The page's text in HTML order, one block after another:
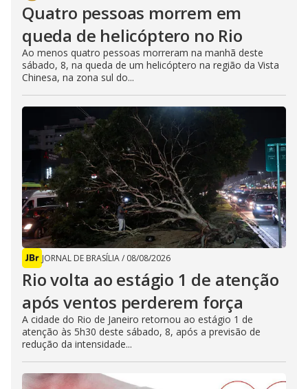
Quatro pessoas morrem em
queda de helicóptero no Rio
Ao menos quatro pessoas morreram na manhã deste
sábado, 8, na queda de um helicóptero na região da Vista
Chinesa, na zona sul do...
JORNAL DE BRASÍLIA/ 08/08/2026
Rio volta ao estágio 1 de atenção
após ventos perderem força
A cidade do Rio de Janeiro retornou ao estágio 1 de
atenção às 5h30 deste sábado, 8, após a previsão de
redução da intensidade...